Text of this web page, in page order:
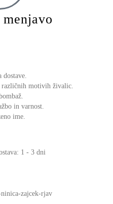
dostave.
različnih motivih živalic.
in varnost.
ime.
1 - 3 dni